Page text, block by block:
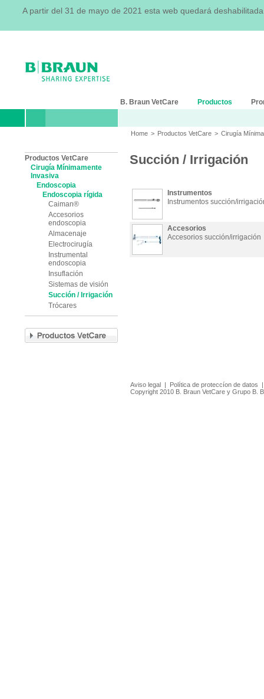
A partir del 31 de mayo de 2021 esta web quedará
B. Braun VetCare Productos
Home > Productos VetCare > Cirugía
Productos VetCare
Cirugía Mínimamente
Invasiva
Endoscopia
Endoscopia rígida
Caiman®
Accesorios
endoscopia
Almacenaje
Electrocirugía
Instrumental
endoscopia
Insuflación
Sistemas de visión
Succión / Irrigación
Trócares
Succión / Irrigación
Instrumentos
Instrumentos succión/
Accesorios
Accesorios succión/irrigación
Aviso legal | Política de proteccíon de datos
Copyright 2010 B. Braun VetCare y Grupo B.